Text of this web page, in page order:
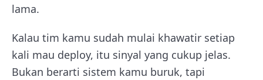
lama.
Kalau tim kamu sudah mulai khawatir setiap
kali mau deploy, itu sinyal yang cukup jelas.
Bukan berarti sistem kamu buruk, tapi